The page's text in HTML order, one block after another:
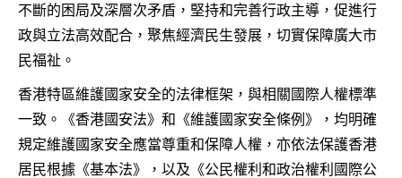
不斷的困局及深層次矛盾，堅持和完善行政主導，促進行
政與立法高效配合，聚焦經濟民生發展，切實保障廣大市
民福祉。
香港特區維護國家安全的法律框架，與相關國際人權標準
一致。《香港國安法》和《維護國家安全條例》，均明確
規定維護國家安全應當尊重和保障人權，亦依法保護香港
居民根據《基本法》，以及《公民權利和政治權利國際公